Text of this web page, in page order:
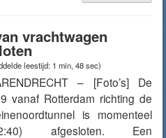
vrachtwagen
leestijd: 1 min, 48 sec)
– [Foto’s] De
vanaf Rotterdam richting de
is momenteel
afgesloten. Een